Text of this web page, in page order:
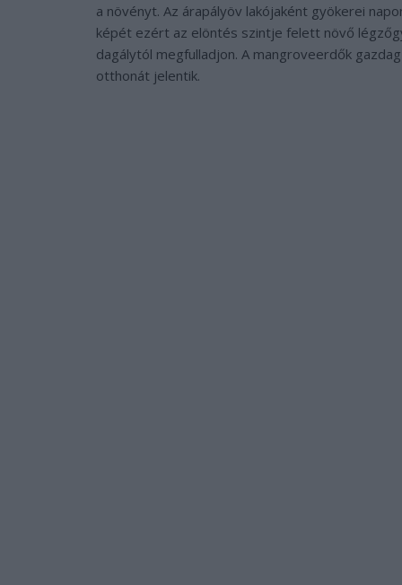
a növényt. Az árapályöv lakójaként gyökerei
képét ezért az elöntés szintje felett növő
dagálytól megfulladjon. A mangroveerdők
otthonát jelentik.